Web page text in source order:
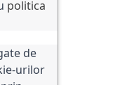
politica
de
urilor